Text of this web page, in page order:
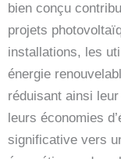
bien conçu
projets
installations, les
énergie
réduisant ainsi
leurs économies
significative vers